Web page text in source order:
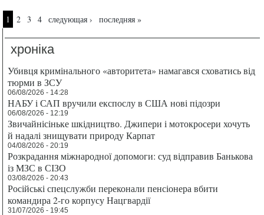
Страницы
1 2 3 4 следующая › последняя »
хроніка
Убивця кримінального «авторитета» намагався сховатись від
тюрми в ЗСУ
06/08/2026 - 14:28
НАБУ і САП вручили експослу в США нові підозри
06/08/2026 - 12:19
Звичайнісіньке шкідництво. Джипери і мотокросери хочуть
й надалі знищувати природу Карпат
04/08/2026 - 20:19
Розкрадання міжнародної допомоги: суд відправив Банькова
із МЗС в СІЗО
03/08/2026 - 20:43
Російські спецслужби переконали пенсіонера вбити
командира 2-го корпусу Нацгвардії
31/07/2026 - 19:45